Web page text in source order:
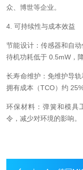
众、博世等企业。
4. 可持续性与成本效益
节能设计：传感器和自
待机功耗低于 0.5mW，
长寿命维护：免维护导
拥有成本（TCO）约 25%
环保材料：弹簧和模具
令，减少对环境的影响。